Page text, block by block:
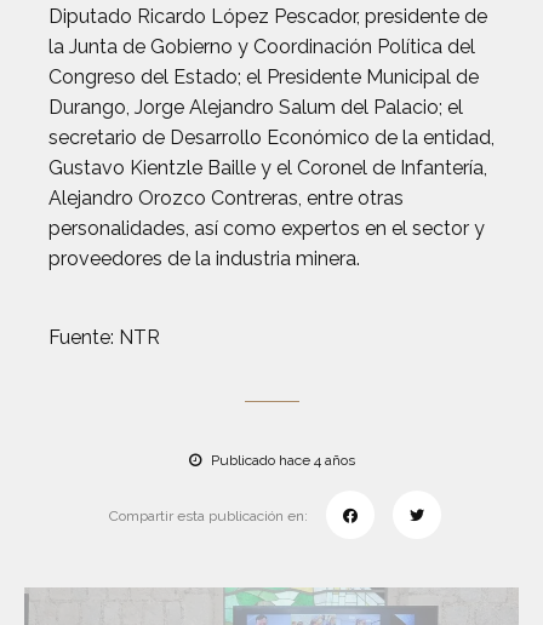
Diputado Ricardo López Pescador, presidente de
la Junta de Gobierno y Coordinación Política del
Congreso del Estado; el Presidente Municipal de
Durango, Jorge Alejandro Salum del Palacio; el
secretario de Desarrollo Económico de la entidad,
Gustavo Kientzle Baille y el Coronel de Infantería,
Alejandro Orozco Contreras, entre otras
personalidades, así como expertos en el sector y
proveedores de la industria minera.
Fuente: NTR
Publicado hace 4 años
Compartir esta publicación en: